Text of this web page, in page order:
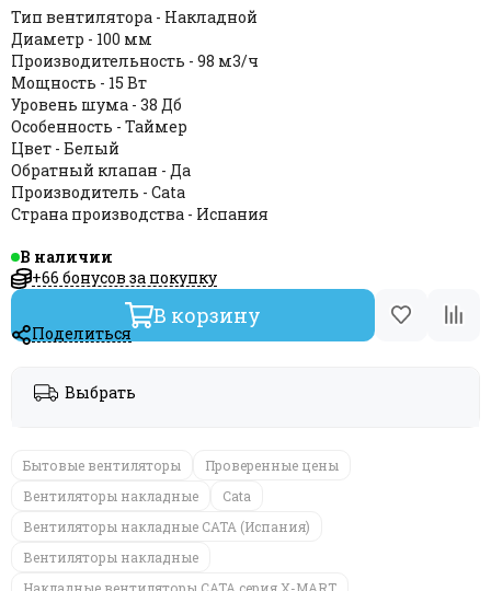
Вентиляторы накладные Seicoi (Китай)
Тип вентилятора - Накладной
Диаметр - 100 мм
Производительность - 98 м3/ч
Мощность - 15 Вт
Уровень шума - 38 Дб
Особенность - Таймер
Цвет - Белый
Обратный клапан - Да
Производитель - Cata
Страна производства - Испания
В наличии
+66 бонусов за покупку
В корзину
Поделиться
Выбрать
Бытовые вентиляторы
Проверенные цены
Вентиляторы накладные
Cata
Вентиляторы накладные САТА (Испания)
Вентиляторы накладные